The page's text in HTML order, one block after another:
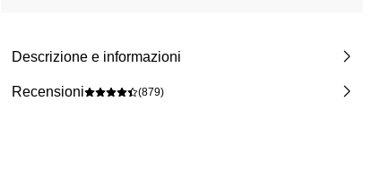
Descrizione e informazioni
Recensioni (879)